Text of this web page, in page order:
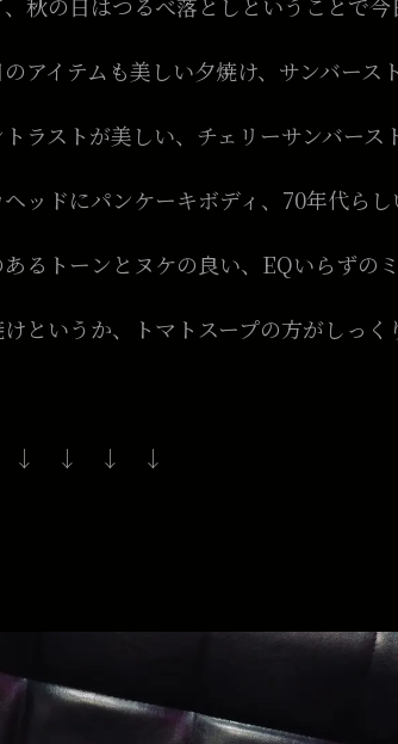
アイテムも美しい夕焼け、サンバース
トラストが美しい、チェリーサンバース
ッドにパンケーキボディ、70年代らし
るトーンとヌケの良い、EQいらずの
というか、トマトスープの方がしっく
↓ ↓ ↓ ↓